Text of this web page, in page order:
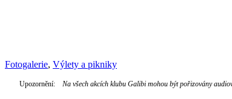
Fotogalerie, Výlety a pikniky
Upozornění: Na všech akcích klubu Galibi mohou být pořizovány